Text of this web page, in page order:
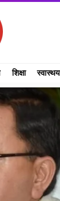
शिक्षा स्वास्थय